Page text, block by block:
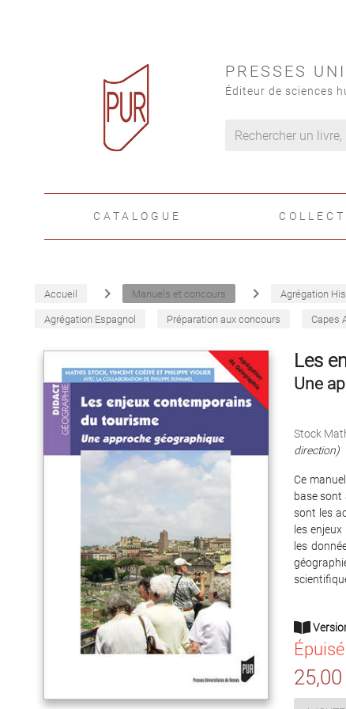
PRESSES
Éditeur de sciences
CATALOGUE
Accueil navigate_next Manuels et concours navigate_next Agrégation
Agrégation Espagnol Préparation aux concours Capes
Les
Une
Stock
direction)
Ce
base sont
sont les
les
les
Épuisé